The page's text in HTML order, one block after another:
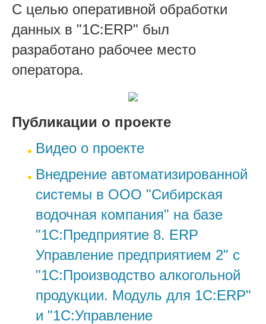
С целью оперативной обработки
данных в "1С:ERP" был
разработано рабочее место
оператора.
Публикации о проекте
Видео о проекте
Внедрение автоматизированной
системы в ООО "Сибирская
водочная компания" на базе
"1С:Предприятие 8. ERP
Управление предприятием 2" с
"1С:Производство алкогольной
продукции. Модуль для 1С:ERP"
и "1С:Управление